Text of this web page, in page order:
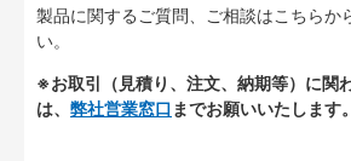
製品に関するご質問、ご相談はこちらか
い。
※お取引（見積り、注文、納期等）に関
は、 弊社営業窓口 までお願いいたします。